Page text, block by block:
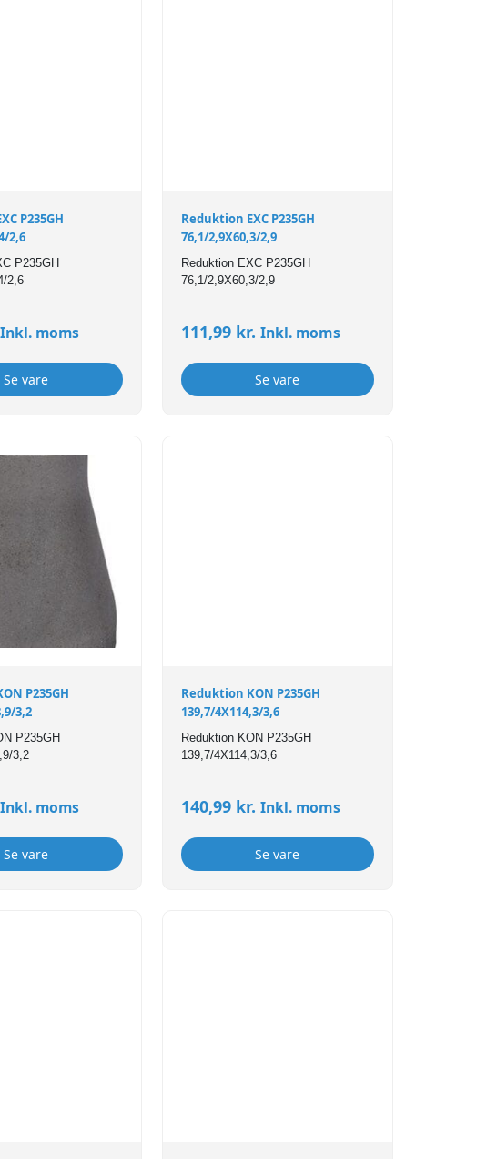
P235GH
2,6
P235GH
2,6
Inkl. moms
Se vare
Reduktion EXC P235GH
76,1/2,9X60,3/2,9
Reduktion EXC P235GH
76,1/2,9X60,3/2,9
111,99 kr. Inkl. moms
Se vare
P235GH
3,2
P235GH
3,2
Inkl. moms
Se vare
Reduktion KON P235GH
139,7/4X114,3/3,6
Reduktion KON P235GH
139,7/4X114,3/3,6
140,99 kr. Inkl. moms
Se vare